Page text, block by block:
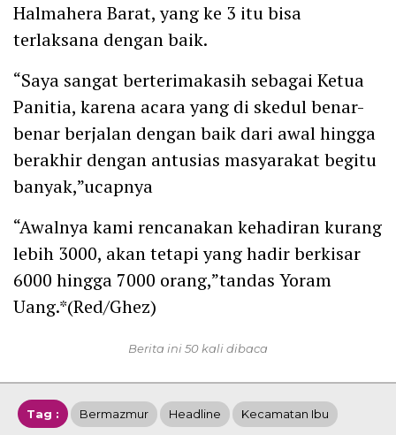
Halmahera Barat, yang ke 3 itu bisa
terlaksana dengan baik.
“Saya sangat berterimakasih sebagai Ketua
Panitia, karena acara yang di skedul benar-
benar berjalan dengan baik dari awal hingga
berakhir dengan antusias masyarakat begitu
banyak,”ucapnya
“Awalnya kami rencanakan kehadiran kurang
lebih 3000, akan tetapi yang hadir berkisar
6000 hingga 7000 orang,”tandas Yoram
Uang.*(Red/Ghez)
Berita ini 50 kali dibaca
Tag : Bermazmur Headline Kecamatan Ibu